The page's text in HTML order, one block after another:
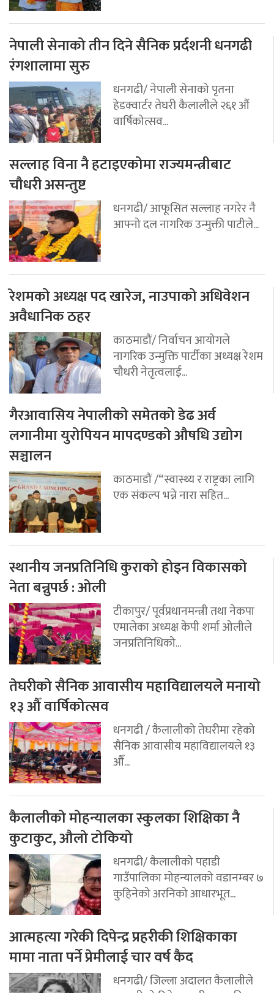
नेपाली सेनाको तीन दिने सैनिक प्रर्दशनी धनगढी
रंगशालामा सुरु
धनगढी/ नेपाली सेनाको पृतना
हेडक्वार्टर तेघरी कैलालीले २६१ औं
वार्षिकोत्सव...
सल्लाह विना नै हटाइएकोमा राज्यमन्त्रीबाट
चौधरी असन्तुष्ट
धनगढी/ आफूसित सल्लाह नगरेर नै
आफ्नो दल नागरिक उन्मुक्ती पाटीले...
रेशमको अध्यक्ष पद खारेज, नाउपाको अधिवेशन
अवैधानिक ठहर
काठमाडौं/ निर्वाचन आयोगले
नागरिक उन्मुक्ति पार्टीका अध्यक्ष रेशम
चौधरी नेतृत्वलाई...
गैरआवासिय नेपालीको समेतको डेढ अर्व
लगानीमा युरोपियन मापदण्डको औषधि उद्योग
सञ्चालन
काठमाडौं /“स्वास्थ्य र राष्ट्रका लागि
एक संकल्प भन्ने नारा सहित...
स्थानीय जनप्रतिनिधि कुराको होइन विकासको
नेता बन्नुपर्छ : ओली
टीकापुर/ पूर्वप्रधानमन्त्री तथा नेकपा
एमालेका अध्यक्ष केपी शर्मा ओलीले
जनप्रतिनिधिको...
तेघरीको सैनिक आवासीय महाविद्यालयले मनायो
१३ औँ वार्षिकोत्सव
धनगढी / कैलालीको तेघरीमा रहेको
सैनिक आवासीय महाविद्यालयले १३
औँ...
कैलालीको मोहन्यालका स्कुलका शिक्षिका नै
कुटाकुट, औलो टोकियो
धनगढी/ कैलालीको पहाडी
गाउँपालिका मोहन्यालको वडानम्बर ७
कुहिनेको अरनिको आधारभूत...
आत्महत्या गरेकी दिपेन्द्र प्रहरीकी शिक्षिकाका
मामा नाता पर्ने प्रेमीलाई चार वर्ष कैद
धनगढी/ जिल्ला अदालत कैलालीले